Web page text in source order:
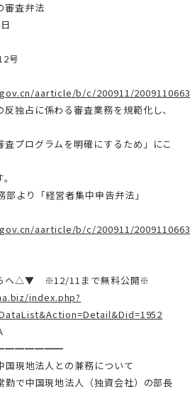
審査弁法
号
aarticle/b/c/200911/
反独占に係わる審査業務を規範化し、
プログラムを明確にするため」にこ
より「経営者集中申告弁法」
aarticle/b/c/200911/
へ△▼ ※12/11まで無料公開※
index.php?
現地法人との兼務について
勤で中国現地法人（独資会社）の部長